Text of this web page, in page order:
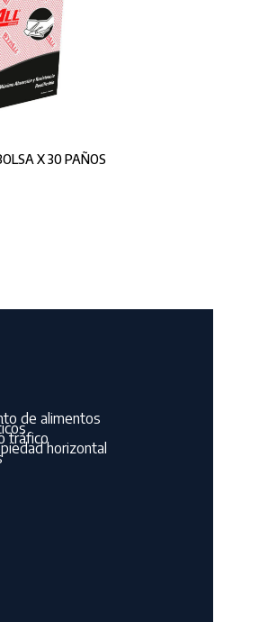
X 30 PAÑOS
de alimentos
tráfico
horizontal